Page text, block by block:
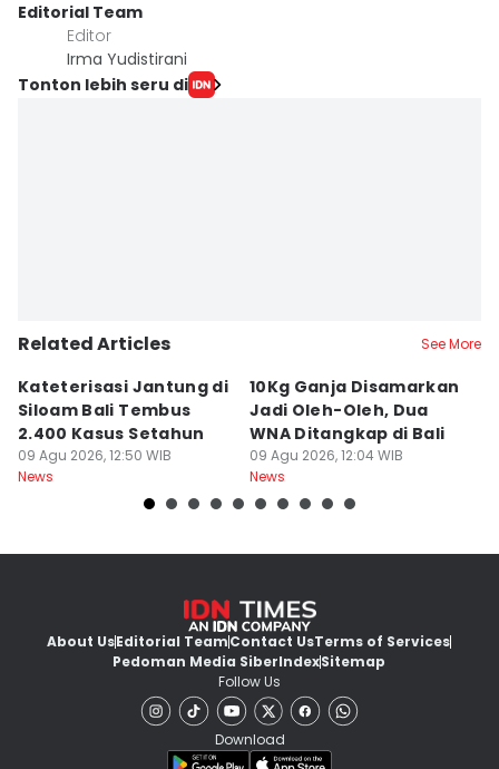
Editorial Team
Editor
Irma Yudistirani
Tonton lebih seru di
Related Articles See More
Kateterisasi Jantung di
Siloam Bali Tembus
2.400 Kasus Setahun
09 Agu 2026, 12:50 WIB
News
10Kg Ganja Disamarkan
Jadi Oleh-Oleh, Dua
WNA Ditangkap di Bali
09 Agu 2026, 12:04 WIB
News
About UsEditorial TeamContact UsTerms of Services
Pedoman Media SiberIndexSitemap
Follow Us
Download